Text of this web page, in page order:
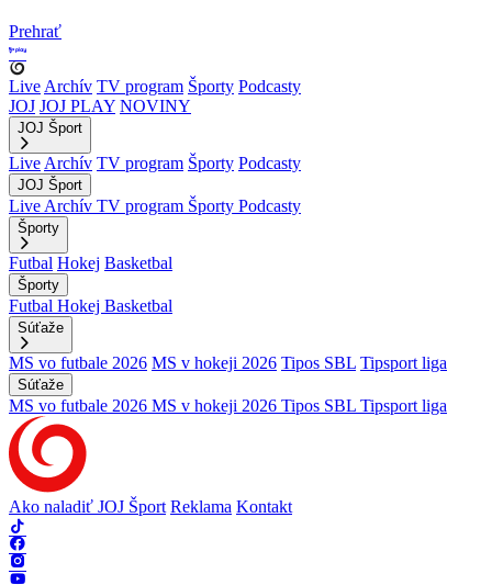
Prehrať
Live Archív TV program Športy Podcasty
JOJ JOJ PLAY NOVINY
JOJ Šport
Live Archív TV program Športy Podcasty
JOJ Šport
Live Archív TV program Športy Podcasty
Športy
Futbal Hokej Basketbal
Športy
Futbal Hokej Basketbal
Súťaže
MS vo futbale 2026 MS v hokeji 2026 Tipos SBL Tipsport liga
Súťaže
MS vo futbale 2026 MS v hokeji 2026 Tipos SBL Tipsport liga
Ako naladiť JOJ Šport Reklama Kontakt